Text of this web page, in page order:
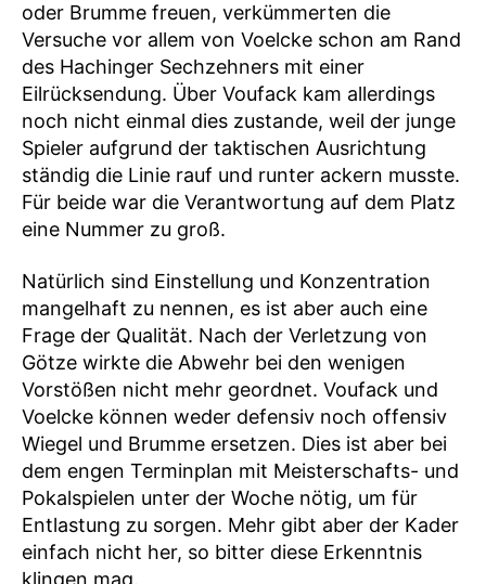
oder Brumme freuen, verkümmerten die
Versuche vor allem von Voelcke schon am Rand
des Hachinger Sechzehners mit einer
Eilrücksendung. Über Voufack kam allerdings
noch nicht einmal dies zustande, weil der junge
Spieler aufgrund der taktischen Ausrichtung
ständig die Linie rauf und runter ackern musste.
Für beide war die Verantwortung auf dem Platz
eine Nummer zu groß.
Natürlich sind Einstellung und Konzentration
mangelhaft zu nennen, es ist aber auch eine
Frage der Qualität. Nach der Verletzung von
Götze wirkte die Abwehr bei den wenigen
Vorstößen nicht mehr geordnet. Voufack und
Voelcke können weder defensiv noch offensiv
Wiegel und Brumme ersetzen. Dies ist aber bei
dem engen Terminplan mit Meisterschafts- und
Pokalspielen unter der Woche nötig, um für
Entlastung zu sorgen. Mehr gibt aber der Kader
einfach nicht her, so bitter diese Erkenntnis
klingen mag.